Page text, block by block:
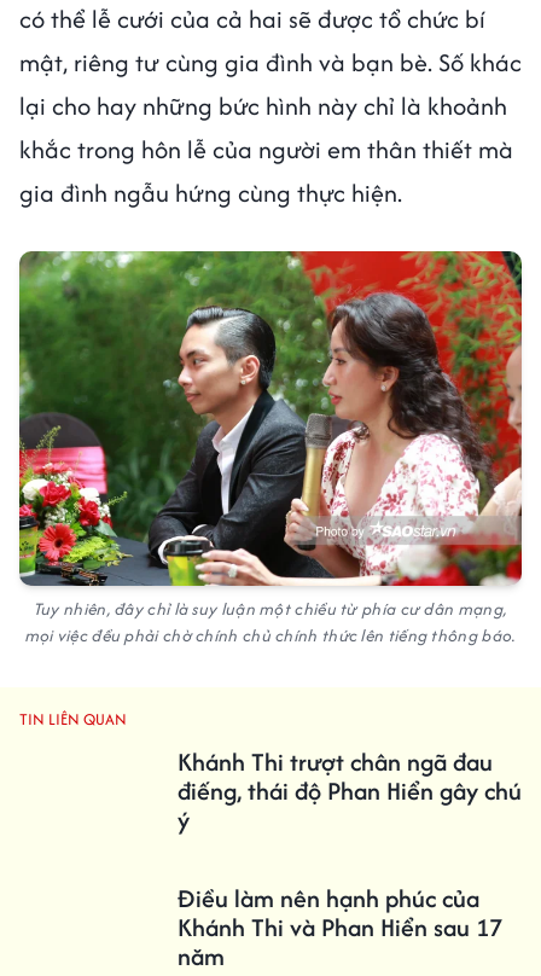
có thể lễ cưới của cả hai sẽ được tổ chức bí
mật, riêng tư cùng gia đình và bạn bè. Số khác
lại cho hay những bức hình này chỉ là khoảnh
khắc trong hôn lễ của người em thân thiết mà
gia đình ngẫu hứng cùng thực hiện.
Tuy nhiên, đây chỉ là suy luận một chiều từ phía cư dân mạng,
mọi việc đều phải chờ chính chủ chính thức lên tiếng thông báo.
TIN LIÊN QUAN
Khánh Thi trượt chân ngã đau
điếng, thái độ Phan Hiển gây chú
ý
Điều làm nên hạnh phúc của
Khánh Thi và Phan Hiển sau 17
năm